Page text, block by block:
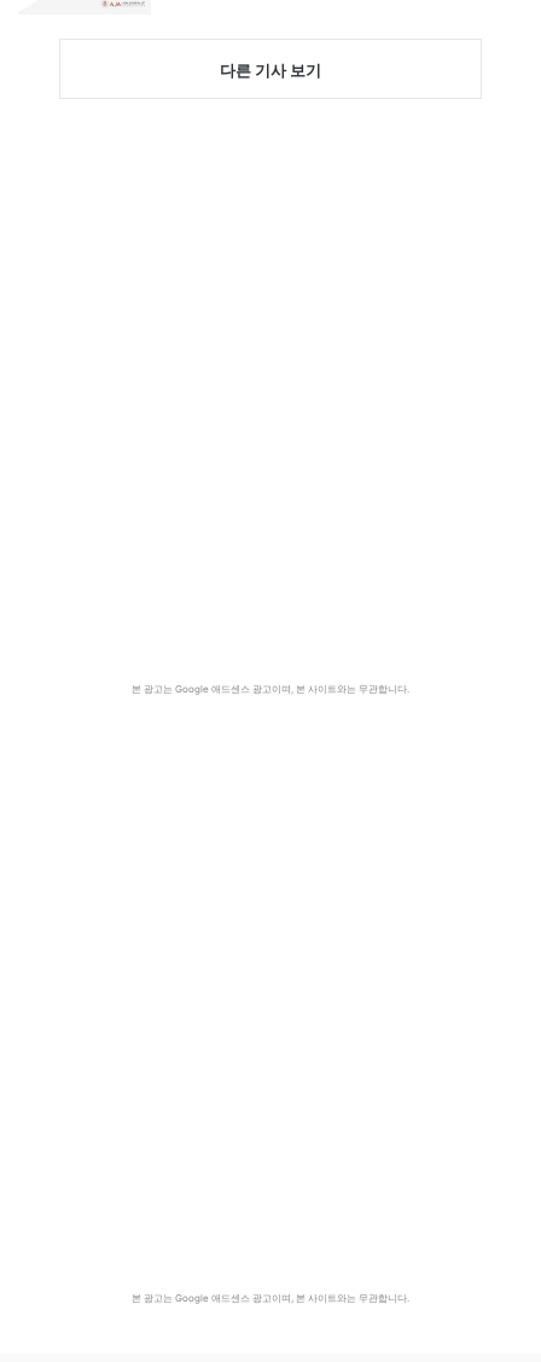
다른 기사 보기
본 광고는 Google 애드센스 광고이며, 본 사이트와는 무관합니다.
본 광고는 Google 애드센스 광고이며, 본 사이트와는 무관합니다.